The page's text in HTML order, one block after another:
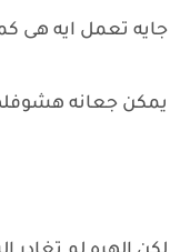
جايه تعمل ايه هى
يمكن جعانه